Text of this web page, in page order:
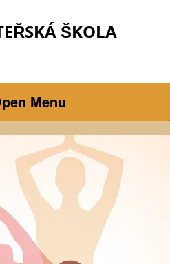
ŠKOLA
Menu